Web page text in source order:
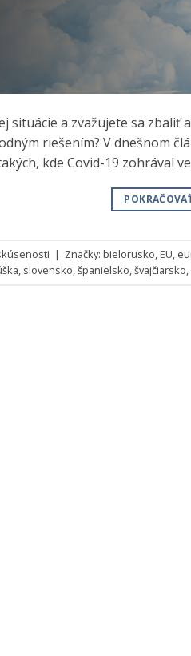
situácie a zvažujete sa zbaliť
riešením? V dnešnom
kde Covid-19 zohrával
| Značky: bielorusko,EU,
, slovensko,španielsko,švajčiarsko,